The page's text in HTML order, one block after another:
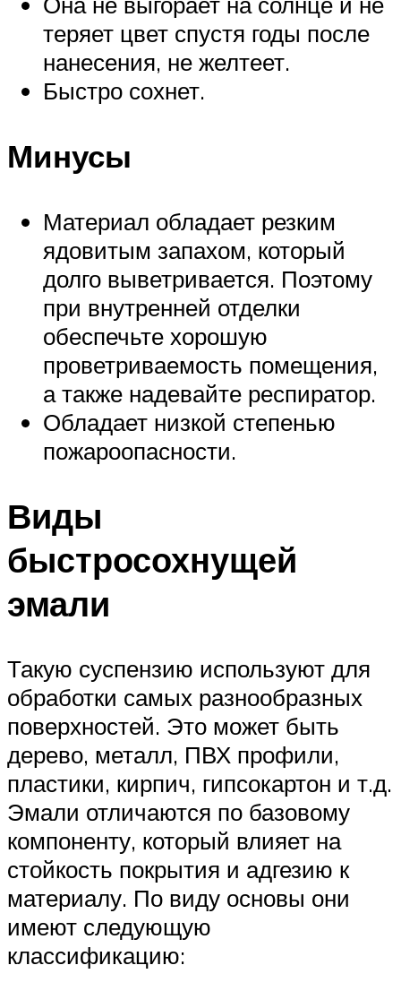
теряет цвет спустя годы после
нанесения, не желтеет.
Быстро сохнет.
Минусы
Материал обладает резким
ядовитым запахом, который
долго выветривается. Поэтому
при внутренней отделки
обеспечьте хорошую
проветриваемость помещения,
а также надевайте респиратор.
Обладает низкой степенью
пожароопасности.
Виды
быстросохнущей
эмали
Такую суспензию используют для
обработки самых разнообразных
поверхностей. Это может быть
дерево, металл, ПВХ профили,
пластики, кирпич, гипсокартон и т.д.
Эмали отличаются по базовому
компоненту, который влияет на
стойкость покрытия и адгезию к
материалу. По виду основы они
имеют следующую
классификацию: